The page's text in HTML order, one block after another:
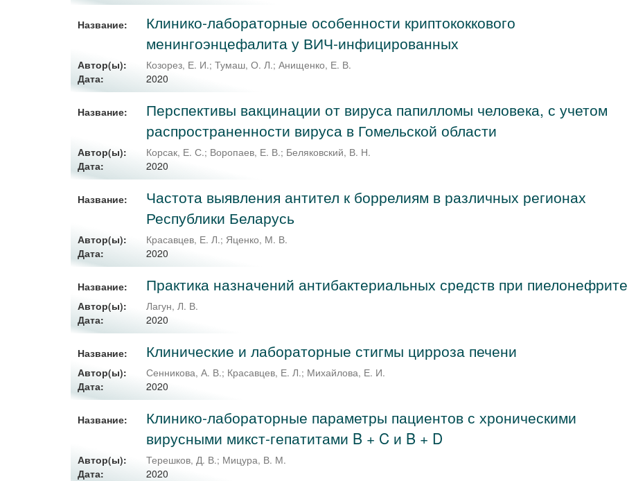
Название:
Клинико-лабораторные особенности криптококкового
менингоэнцефалита у ВИЧ-инфицированных
Автор(ы): Козорез, Е. И.;Тумаш, О. Л.;Анищенко, Е. В.
Дата:
2020
Название:
Перспективы вакцинации от вируса папилломы человека, с учетом
распространенности вируса в Гомельской области
Автор(ы): Корсак, Е. С.; Воропаев, Е. В.; Беляковский, В. Н.
Дата:
2020
Название:
Частота выявления антител к боррелиям в различных регионах
Республики Беларусь
Автор(ы): Красавцев, Е. Л.; Яценко, М. В.
Дата:
2020
Название: Практика назначений антибактериальных средств при пиелонефрите
Автор(ы):
Лагун, Л. В.
Дата:
2020
Название: Клинические и лабораторные стигмы цирроза печени
Автор(ы): Сенникова, А. В.; Красавцев, Е. Л.; Михайлова, Е. И.
Дата:
2020
Название:
Клинико-лабораторные параметры пациентов с хроническими
вирусными микст-гепатитами B + C и B + D
Автор(ы): Терешков, Д. В.; Мицура, В. М.
Дата:
2020